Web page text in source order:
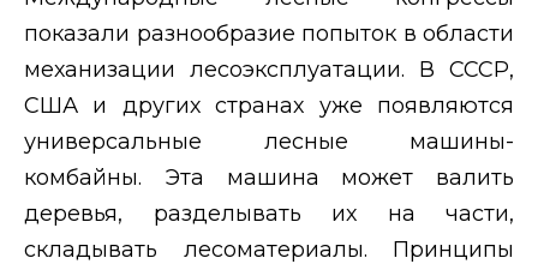
показали разнообразие попыток в области
механизации лесоэксплуатации. В СССР,
США и других странах уже появляются
универсальные лесные машины-
комбайны. Эта машина может валить
деревья, разделывать их на части,
складывать лесоматериалы. Принципы